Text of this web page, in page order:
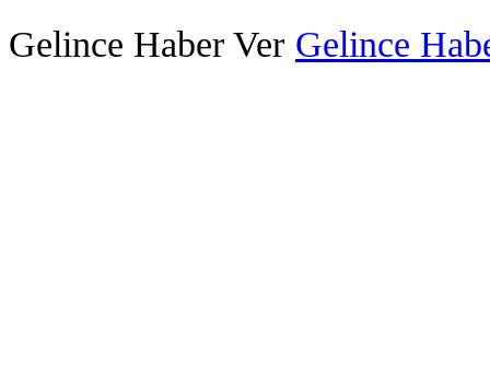
Gelince Haber Ver Gelince